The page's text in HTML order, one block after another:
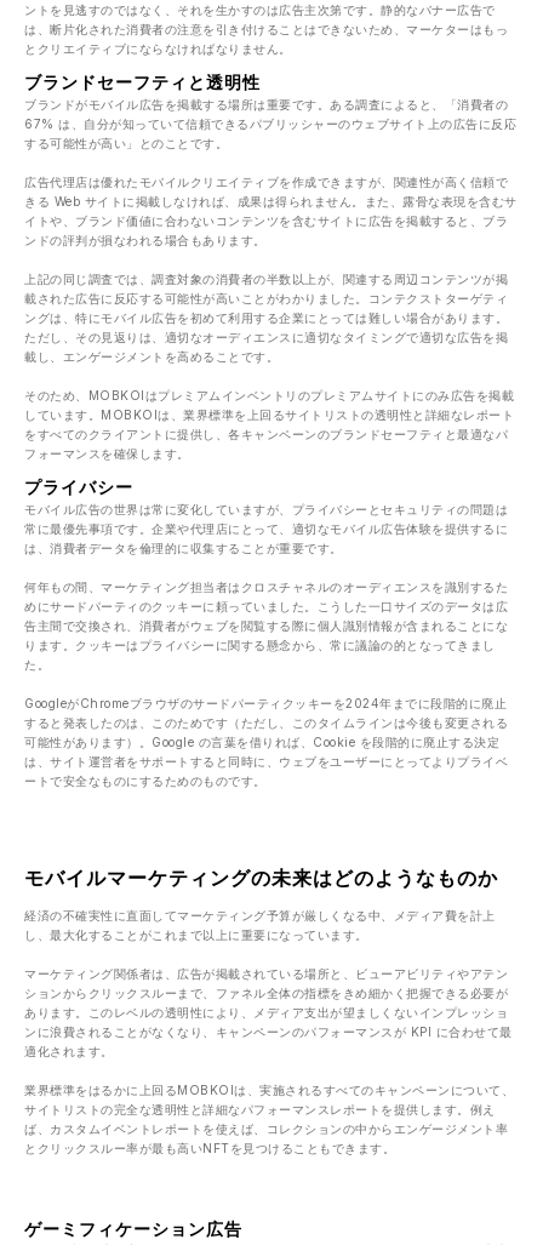
ントを見逃すのではなく、それを生かすのは広告主次第です。静的なバナー広告で
は、断片化された消費者の注意を引き付けることはできないため、マーケターはもっ
とクリエイティブにならなければなりません。
ブランドセーフティと透明性
ブランドがモバイル広告を掲載する場所は重要です。ある調査によると、「消費者の
67% は、自分が知っていて信頼できるパブリッシャーのウェブサイト上の広告に反応
する可能性が高い」とのことです。
広告代理店は優れたモバイルクリエイティブを作成できますが、関連性が高く信頼で
きる Web サイトに掲載しなければ、成果は得られません。また、露骨な表現を含むサ
イトや、ブランド価値に合わないコンテンツを含むサイトに広告を掲載すると、ブラ
ンドの評判が損なわれる場合もあります。
上記の同じ調査では、調査対象の消費者の半数以上が、関連する周辺コンテンツが掲
載された広告に反応する可能性が高いことがわかりました。コンテクストターゲティ
ングは、特にモバイル広告を初めて利用する企業にとっては難しい場合があります。
ただし、その見返りは、適切なオーディエンスに適切なタイミングで適切な広告を掲
載し、エンゲージメントを高めることです。
そのため、MOBKOIはプレミアムインベントリのプレミアムサイトにのみ広告を掲載
しています。MOBKOIは、業界標準を上回るサイトリストの透明性と詳細なレポート
をすべてのクライアントに提供し、各キャンペーンのブランドセーフティと最適なパ
フォーマンスを確保します。
プライバシー
モバイル広告の世界は常に変化していますが、プライバシーとセキュリティの問題は
常に最優先事項です。企業や代理店にとって、適切なモバイル広告体験を提供するに
は、消費者データを倫理的に収集することが重要です。
何年もの間、マーケティング担当者はクロスチャネルのオーディエンスを識別するた
めにサードパーティのクッキーに頼っていました。こうした一口サイズのデータは広
告主間で交換され、消費者がウェブを閲覧する際に個人識別情報が含まれることにな
ります。クッキーはプライバシーに関する懸念から、常に議論の的となってきまし
た。
GoogleがChromeブラウザのサードパーティクッキーを2024年までに段階的に廃止
すると発表したのは、このためです（ただし、このタイムラインは今後も変更される
可能性があります）。Google の言葉を借りれば、Cookie を段階的に廃止する決定
は、サイト運営者をサポートすると同時に、ウェブをユーザーにとってよりプライベ
ートで安全なものにするためのものです。
モバイルマーケティングの未来はどのようなものか
経済の不確実性に直面してマーケティング予算が厳しくなる中、メディア費を計上
し、最大化することがこれまで以上に重要になっています。
マーケティング関係者は、広告が掲載されている場所と、ビューアビリティやアテン
ションからクリックスルーまで、ファネル全体の指標をきめ細かく把握できる必要が
あります。このレベルの透明性により、メディア支出が望ましくないインプレッショ
ンに浪費されることがなくなり、キャンペーンのパフォーマンスが KPI に合わせて最
適化されます。
業界標準をはるかに上回るMOBKOIは、実施されるすべてのキャンペーンについて、
サイトリストの完全な透明性と詳細なパフォーマンスレポートを提供します。例え
ば、カスタムイベントレポートを使えば、コレクションの中からエンゲージメント率
とクリックスルー率が最も高いNFTを見つけることもできます。
ゲーミフィケーション広告